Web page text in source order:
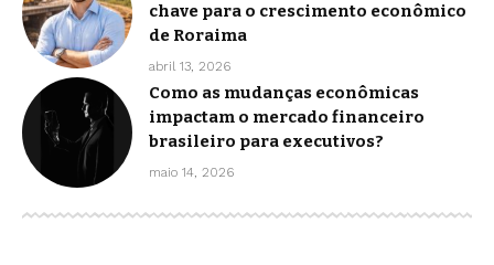
chave para o crescimento econômico
de Roraima
abril 13, 2026
Como as mudanças econômicas
impactam o mercado financeiro
brasileiro para executivos?
maio 14, 2026